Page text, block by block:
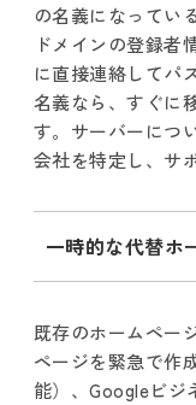
の名義になってい
ドメインの登録者
に直接連絡してパ
名義なら、すぐに
す。サーバーにつ
会社を特定し、サ
一時的な代替ホ
既存のホームペー
ページを緊急で作
能）、Googleビジ